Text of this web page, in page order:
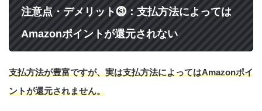
注意点・デメリット⓷：支払方法によっては
Amazonポイントが還元されない
支払方法が豊富ですが、実は支払方法によってはAmazonポイ
ントが還元されません。